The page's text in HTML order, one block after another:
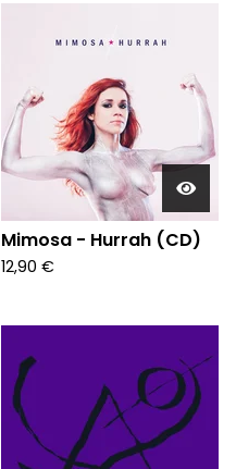
Mimosa - Hurrah (CD)
12,90 €